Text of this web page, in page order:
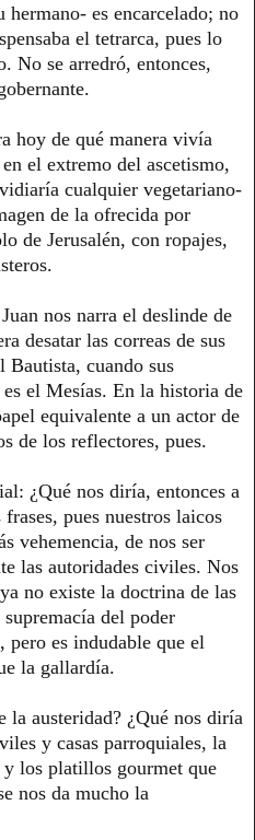
es encarcelado; no
el tetrarca, pues lo
No se arredró, entonces,
hoy de qué manera vivía
el extremo del ascetismo,
cualquier vegetariano-
de la ofrecida por
de Jerusalén, con ropajes,
nos narra el deslinde de
desatar las correas de sus
Bautista, cuando sus
el Mesías. En la historia de
equivalente a un actor de
de los reflectores, pues.
¿Qué nos diría, entonces a
pues nuestros laicos
vehemencia, de nos ser
las autoridades civiles. Nos
no existe la doctrina de las
supremacía del poder
es indudable que el
la gallardía.
la austeridad? ¿Qué nos diría
y casas parroquiales, la
y los platillos gourmet que
nos da mucho la